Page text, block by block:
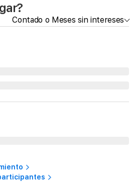
Contado o Meses sin intereses